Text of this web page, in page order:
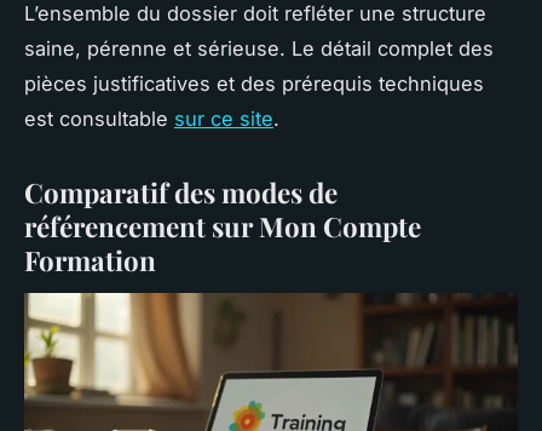
L’ensemble du dossier doit refléter une structure
saine, pérenne et sérieuse. Le détail complet des
pièces justificatives et des prérequis techniques
est consultable sur ce site.
Comparatif des modes de
référencement sur Mon Compte
Formation